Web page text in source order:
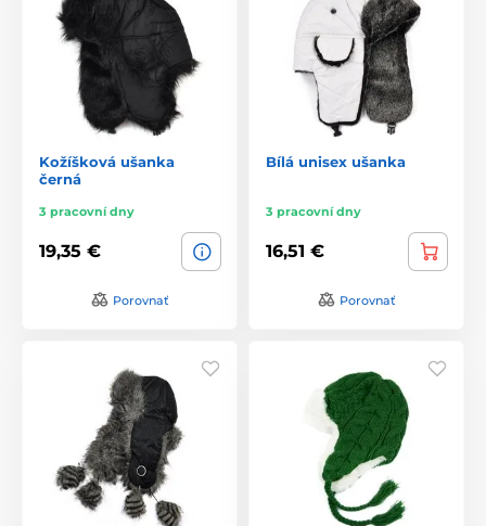
Kožíšková ušanka
černá
3 pracovní dny
19,35 €
Porovnať
Bílá unisex ušanka
3 pracovní dny
16,51 €
Porovnať